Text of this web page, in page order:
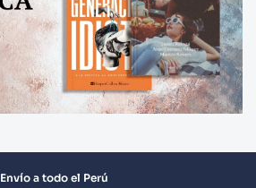
Envío a todo el Perú